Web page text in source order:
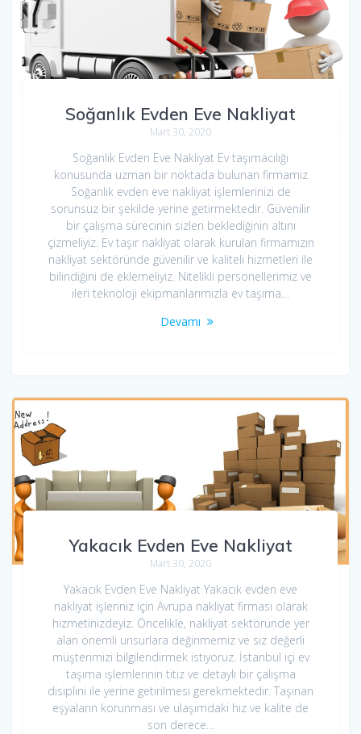
Soğanlık Evden Eve Nakliyat
Mart 30, 2020
Soğanlık Evden Eve Nakliyat Ev taşımacılığı
konusunda uzman bir noktada bulunan firmamız
Soğanlık evden eve nakliyat işlemlerinizi de
sorunsuz bir şekilde yerine getirmektedir. Güvenilir
bir çalışma sürecinin sizleri beklediğinin altını
çizmeliyiz. Ev taşır nakliyat olarak kurulan firmamızın
nakliyat sektöründe güvenilir ve kaliteli hizmetleri ile
bilindiğini de eklemeliyiz. Nitelikli personellerimiz ve
ileri teknoloji ekipmanlarımızla ev taşıma…
Devamı
Yakacık Evden Eve Nakliyat
Mart 30, 2020
Yakacık Evden Eve Nakliyat Yakacık evden eve
nakliyat işleriniz için Avrupa nakliyat firması olarak
hizmetinizdeyiz. Öncelikle, nakliyat sektöründe yer
alan önemli unsurlara değinmemiz ve siz değerli
müşterimizi bilgilendirmek istiyoruz. İstanbul içi ev
taşıma işlemlerinin titiz ve detaylı bir çalışma
disiplini ile yerine getirilmesi gerekmektedir. Taşınan
eşyaların korunması ve ulaşımdaki hız ve kalite de
son derece…